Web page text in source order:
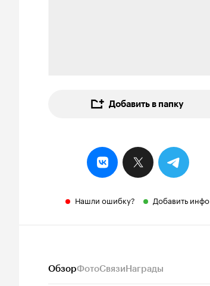
Добавить в папку
Нашли ошибку? Добавить инфо
ОбзорФотоСвязиНаграды